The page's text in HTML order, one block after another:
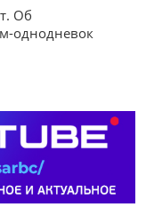
Об
однодневок